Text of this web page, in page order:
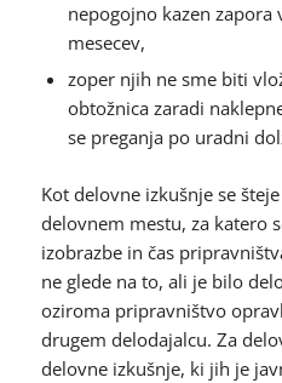
nepogojno kazen zapora
mesecev,
zoper njih ne sme biti
obtožnica zaradi
se preganja po uradni
Kot delovne izkušnje se
delovnem mestu, za katero
izobrazbe in čas
ne glede na to, ali je bilo
oziroma pripravništvo
drugem delodajalcu. Za
delovne izkušnje, ki jih je